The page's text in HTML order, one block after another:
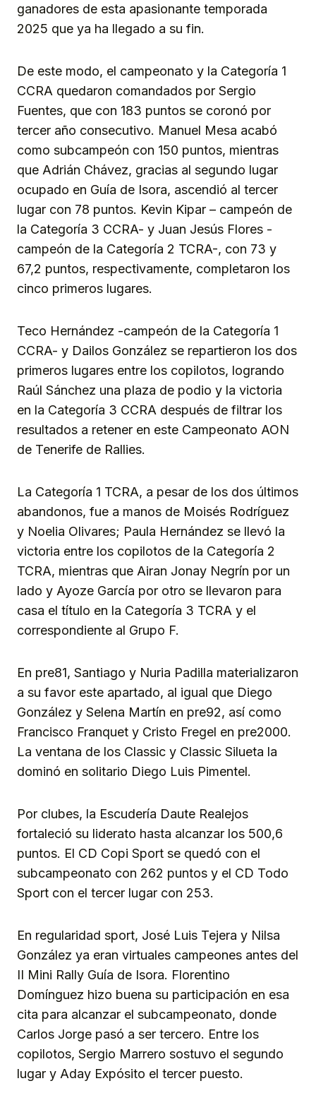
ganadores de esta apasionante temporada
2025 que ya ha llegado a su fin.
De este modo, el campeonato y la Categoría 1
CCRA quedaron comandados por Sergio
Fuentes, que con 183 puntos se coronó por
tercer año consecutivo. Manuel Mesa acabó
como subcampeón con 150 puntos, mientras
que Adrián Chávez, gracias al segundo lugar
ocupado en Guía de Isora, ascendió al tercer
lugar con 78 puntos. Kevin Kipar – campeón de
la Categoría 3 CCRA- y Juan Jesús Flores -
campeón de la Categoría 2 TCRA-, con 73 y
67,2 puntos, respectivamente, completaron los
cinco primeros lugares.
Teco Hernández -campeón de la Categoría 1
CCRA- y Dailos González se repartieron los dos
primeros lugares entre los copilotos, logrando
Raúl Sánchez una plaza de podio y la victoria
en la Categoría 3 CCRA después de filtrar los
resultados a retener en este Campeonato AON
de Tenerife de Rallies.
La Categoría 1 TCRA, a pesar de los dos últimos
abandonos, fue a manos de Moisés Rodríguez
y Noelia Olivares; Paula Hernández se llevó la
victoria entre los copilotos de la Categoría 2
TCRA, mientras que Airan Jonay Negrín por un
lado y Ayoze García por otro se llevaron para
casa el título en la Categoría 3 TCRA y el
correspondiente al Grupo F.
En pre81, Santiago y Nuria Padilla materializaron
a su favor este apartado, al igual que Diego
González y Selena Martín en pre92, así como
Francisco Franquet y Cristo Fregel en pre2000.
La ventana de los Classic y Classic Silueta la
dominó en solitario Diego Luis Pimentel.
Por clubes, la Escudería Daute Realejos
fortaleció su liderato hasta alcanzar los 500,6
puntos. El CD Copi Sport se quedó con el
subcampeonato con 262 puntos y el CD Todo
Sport con el tercer lugar con 253.
En regularidad sport, José Luis Tejera y Nilsa
González ya eran virtuales campeones antes del
II Mini Rally Guía de Isora. Florentino
Domínguez hizo buena su participación en esa
cita para alcanzar el subcampeonato, donde
Carlos Jorge pasó a ser tercero. Entre los
copilotos, Sergio Marrero sostuvo el segundo
lugar y Aday Expósito el tercer puesto.